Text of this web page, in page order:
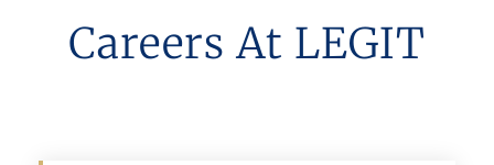
Careers At LEGIT